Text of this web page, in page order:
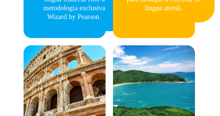
metodologia exclusiva
Wizard by Pearson.
língua alemã.